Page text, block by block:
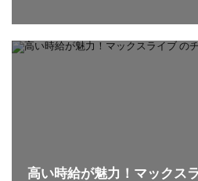
高い時給が魅力！マックス